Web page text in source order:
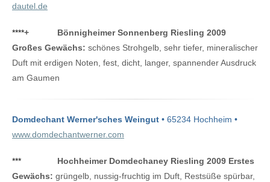
dautel.de
****+
Bönnigheimer Sonnenberg Riesling 2009
Großes Gewächs: schönes Strohgelb, sehr tiefer, mineralischer
Duft mit erdigen Noten, fest, dicht, langer, spannender Ausdruck
am Gaumen
Domdechant Werner'sches Weingut • 65234 Hochheim •
www.domdechantwerner.com
***
Hochheimer Domdechaney Riesling 2009 Erstes
Gewächs: grüngelb, nussig-fruchtig im Duft, Restsüße spürbar,